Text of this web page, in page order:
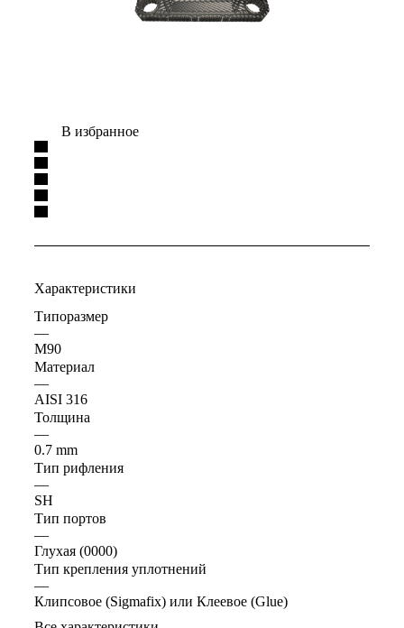
В избранное
Характеристики
Типоразмер
—
M90
Материал
—
AISI 316
Толщина
—
0.7 mm
Тип рифления
—
SH
Тип портов
—
Глухая (0000)
Тип крепления уплотнений
—
Клипсовое (Sigmafix) или Клеевое (Glue)